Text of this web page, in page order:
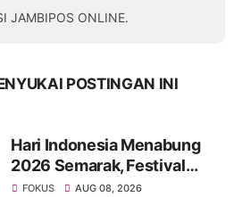
JAMBIPOS ONLINE.
POSTINGAN INI
Hari Indonesia Menabung
2026 Semarak, Festival
Band Pelajar dan Mahasiswa
FOKUS AUG 08, 2026